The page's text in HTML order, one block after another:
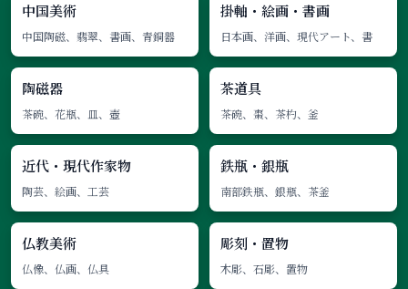
中国美術
中国陶磁、翡翠、書画、青銅器
掛軸・絵画・書画
日本画、洋画、現代アート、書
陶磁器
茶碗、花瓶、皿、壺
茶道具
茶碗、棗、茶杓、釜
近代・現代作家物
陶芸、絵画、工芸
鉄瓶・銀瓶
南部鉄瓶、銀瓶、茶釜
仏教美術
仏像、仏画、仏具
彫刻・置物
木彫、石彫、置物